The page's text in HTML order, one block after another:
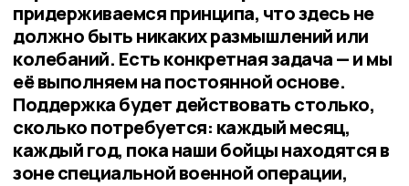
придерживаемся принципа, что здесь не
должно быть никаких размышлений или
колебаний. Есть конкретная задача — и мы
её выполняем на постоянной основе.
Поддержка будет действовать столько,
сколько потребуется: каждый месяц,
каждый год, пока наши бойцы находятся в
зоне специальной военной операции,